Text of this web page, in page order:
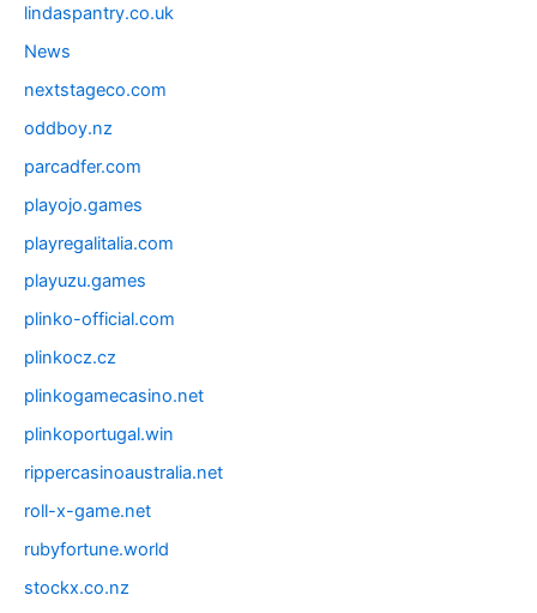
lindaspantry.co.uk
News
nextstageco.com
oddboy.nz
parcadfer.com
playojo.games
playregalitalia.com
playuzu.games
plinko-official.com
plinkocz.cz
plinkogamecasino.net
plinkoportugal.win
rippercasinoaustralia.net
roll-x-game.net
rubyfortune.world
stockx.co.nz